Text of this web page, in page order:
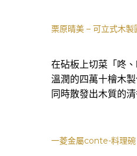
栗原晴美 – 可立式木製
在砧板上切菜「咚
溫潤的四萬十檜木
同時散發出木質的
一菱金屬conte-料理